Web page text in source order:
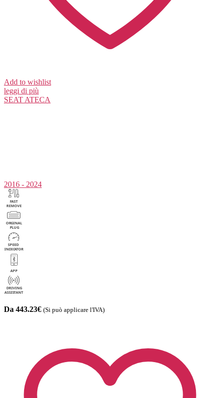
Add to wishlist
leggi di più
SEAT ATECA
2016 - 2024
Da 443.23€ (Si può applicare l'IVA)